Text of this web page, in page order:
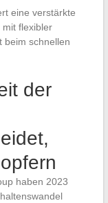
eine verstärkte
flexibler
beim schnellen
der
haben 2023